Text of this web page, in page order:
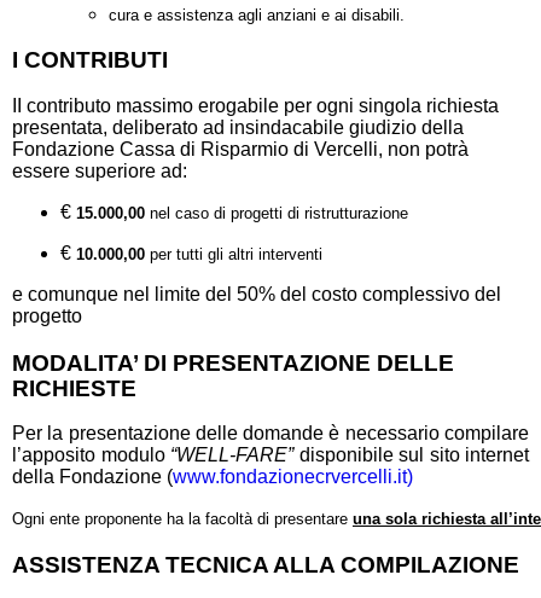
cura e assistenza agli anziani e ai disabili.
I CONTRIBUTI
II contributo massimo erogabile per ogni singola richiesta
presentata, deliberato ad insindacabile giudizio della
Fondazione Cassa di Risparmio di Vercelli, non potrà
essere superiore ad:
€ 15.000,00 nel caso di progetti di ristrutturazione
€ 10.000,00 per tutti gli altri interventi
e comunque nel limite del 50% del costo complessivo del
progetto
MODALITA’ DI PRESENTAZIONE DELLE
RICHIESTE
Per la presentazione delle domande è necessario compilare
l’apposito modulo “WELL-FARE” disponibile sul sito internet
della Fondazione (www.fondazionecrvercelli.it)
Ogni ente proponente ha la facoltà di presentare una sola richiesta
ASSISTENZA TECNICA ALLA COMPILAZIONE